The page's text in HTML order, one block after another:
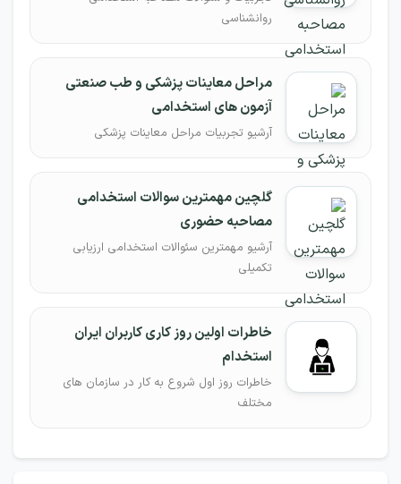
روانشناسی
مراحل معاینات پزشکی و طب صنعتی
آزمون های استخدامی
آرشیو تجربیات مراحل معاینات پزشکی
گلچین مهمترین سوالات استخدامی
مصاحبه حضوری
آرشیو مهمترین سئوالات استخدامی ارزیابی
تکمیلی
خاطرات اولین روز کاری کاربران ایران
استخدام
خاطرات روز اول شروع به کار در سازمان های
مختلف